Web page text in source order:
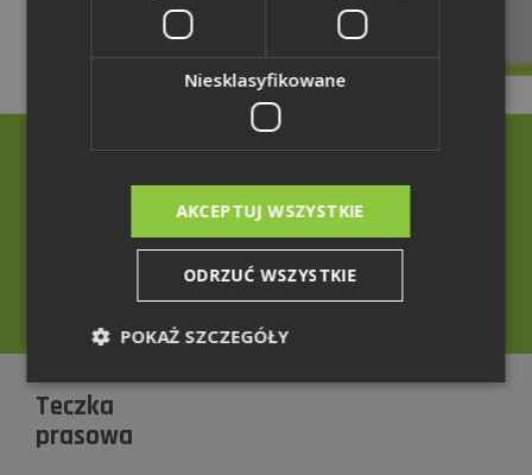
rzecznik@weglokoks.com.pl
Teczka
prasowa
Niesklasyfikowane
AKCEPTUJ WSZYSTKIE
ODRZUĆ WSZYSTKIE
POKAŻ SZCZEGÓŁY